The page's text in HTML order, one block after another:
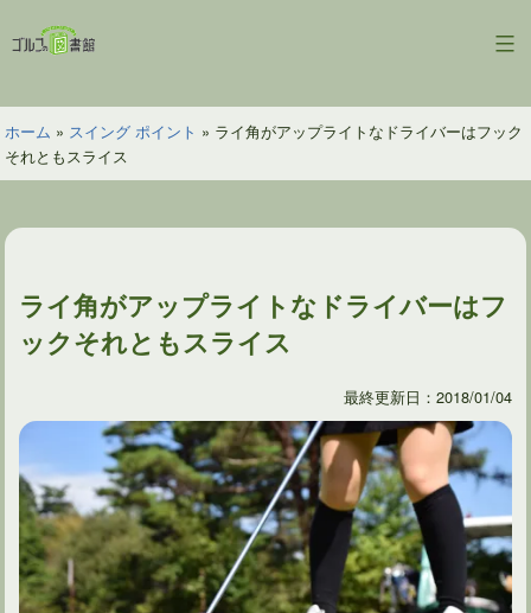
ン
ツ
へ
ス
ッ
ゴ
フ
の
図
ホーム » スイング ポイント » ライ角がアップライトなドライバーはフック
それともスライス
ライ角がアップライトなドライバーはフ
ックそれともスライス
最終更新日：2018/01/04